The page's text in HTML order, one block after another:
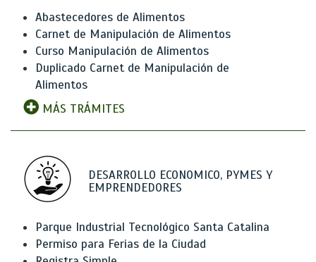
Abastecedores de Alimentos
Carnet de Manipulación de Alimentos
Curso Manipulación de Alimentos
Duplicado Carnet de Manipulación de
Alimentos
MÁS TRÁMITES
DESARROLLO ECONOMICO, PYMES Y
EMPRENDEDORES
Parque Industrial Tecnológico Santa Catalina
Permiso para Ferias de la Ciudad